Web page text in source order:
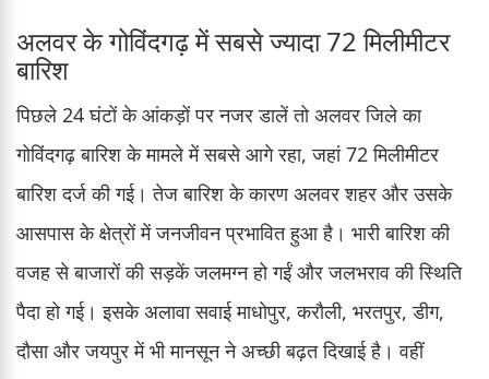
अलवर के गोविंदगढ़ में सबसे ज्यादा 72 मिलीमीटर
बारिश
पिछले 24 घंटों के आंकड़ों पर नजर डालें तो अलवर जिले का
गोविंदगढ़ बारिश के मामले में सबसे आगे रहा, जहां 72 मिलीमीटर
बारिश दर्ज की गई। तेज बारिश के कारण अलवर शहर और उसके
आसपास के क्षेत्रों में जनजीवन प्रभावित हुआ है। भारी बारिश की
वजह से बाजारों की सड़कें जलमग्न हो गईं और जलभराव की स्थिति
पैदा हो गई। इसके अलावा सवाई माधोपुर, करौली, भरतपुर, डीग,
दौसा और जयपुर में भी मानसून ने अच्छी बढ़त दिखाई है। वहीं